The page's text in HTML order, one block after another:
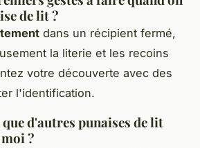
de lit ?
dans un récipient fermé,
la literie et les recoins
votre découverte avec des
l'identification.
d'autres punaises de lit
?